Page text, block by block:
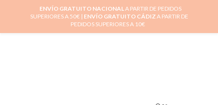
ENVÍO GRATUITO NACIONALA PARTIR DE PEDIDOS
SUPERIORES A 50€ | ENVÍO GRATUITO CÁDIZA PARTIR DE
PEDIDOS SUPERIORES A 10€